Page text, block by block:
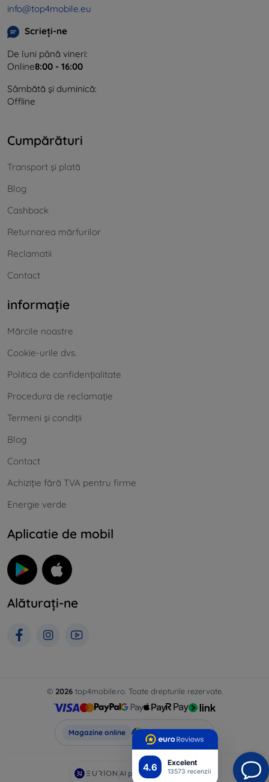
4.6 Excelent
13573 recenzii
info@top4mobile.eu
Scrieți-ne
De luni până vineri:
Online8:00 - 16:00
Sâmbătă și duminică:
Offline
Cumpărături
Transport și plată
Blog
Cashback
Returnarea mărfurilor
Reclamatii
Contact
informație
Mărcile noastre
Cookie-urile dvs.
Politica de confidențialitate
Procedura de reclamație
Termeni și condiții
Blog
Contact
Achiziție fără TVA pentru firme
Energie verde
Aplicatie de mobil
Alăturați-ne
© 2026top4mobile.ro. Toate drepturile rezervate.
Magazine online Top4Mobile.ro
AI powered byEurion